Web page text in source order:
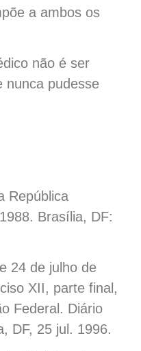
a ambos os
não é ser
nunca pudesse
República
Brasília, DF:
24 de julho de
XII, parte final,
Federal. Diário
DF, 25 jul. 1996.